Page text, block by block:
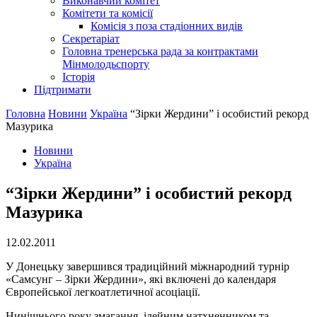
Комітети та комісії
Комісія з поза стадіонних видів
Секретаріат
Головна тренерська рада за контрактами
Мінмолодьспорту
Історія
Підтримати
Головна Новини Україна “Зірки Жердини” і особистий рекорд
Мазурика
Новини
Україна
“Зірки Жердини” і особистий рекорд
Мазурика
12.02.2011
У Донецьку завершився традиційний міжнародний турнір
«Самсунг – Зірки Жердини», які включені до календаря
Європейської легкоатлетичної асоціації.